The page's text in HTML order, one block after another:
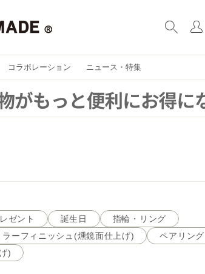
コラボレーション ニュース・特集
ゼント 誕生日
指輪・リング
ラーフィニッシュ(燻鏡面仕上げ)
ペアリング
)